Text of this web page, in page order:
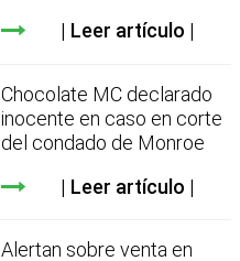
Leer artículo
Chocolate MC declarado
inocente en caso en corte
del condado de Monroe
Leer artículo
Alertan sobre venta en